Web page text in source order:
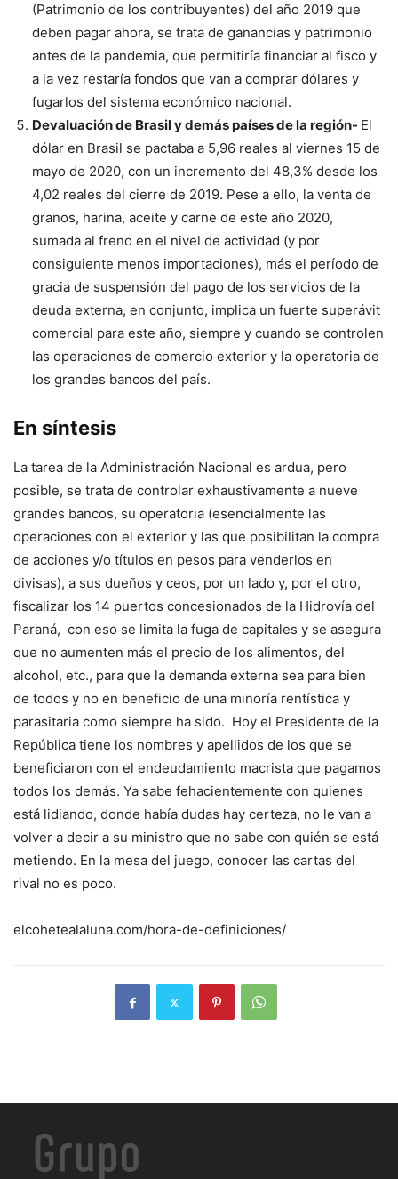
(Patrimonio de los contribuyentes) del año 2019 que
deben pagar ahora, se trata de ganancias y patrimonio
antes de la pandemia, que permitiría financiar al fisco y
a la vez restaría fondos que van a comprar dólares y
fugarlos del sistema económico nacional.
Devaluación de Brasily demás países de la región- El
dólar en Brasil se pactaba a 5,96 reales al viernes 15 de
mayo de 2020, con un incremento del 48,3% desde los
4,02 reales del cierre de 2019. Pese a ello, la venta de
granos, harina, aceite y carne de este año 2020,
sumada al freno en el nivel de actividad (y por
consiguiente menos importaciones), más el período de
gracia de suspensión del pago de los servicios de la
deuda externa, en conjunto, implica un fuerte superávit
comercial para este año, siempre y cuando se controlen
las operaciones de comercio exterior y la operatoria de
los grandes bancos del país.
En síntesis
La tarea de la Administración Nacional es ardua, pero
posible, se trata de controlar exhaustivamente a nueve
grandes bancos, su operatoria (esencialmente las
operaciones con el exterior y las que posibilitan la compra
de acciones y/o títulos en pesos para venderlos en
divisas), a sus dueños y ceos, por un lado y, por el otro,
fiscalizar los 14 puertos concesionados de la Hidrovía del
Paraná, con eso se limita la fuga de capitales y se asegura
que no aumenten más el precio de los alimentos, del
alcohol, etc., para que la demanda externa sea para bien
de todos y no en beneficio de una minoría rentística y
parasitaria como siempre ha sido. Hoy el Presidente de la
República tiene los nombres y apellidos de los que se
beneficiaron con el endeudamiento macrista que pagamos
todos los demás. Ya sabe fehacientemente con quienes
está lidiando, donde había dudas hay certeza, no le van a
volver a decir a su ministro que no sabe con quién se está
metiendo. En la mesa del juego, conocer las cartas del
rival no es poco.
elcohetealaluna.com/hora-de-definiciones/